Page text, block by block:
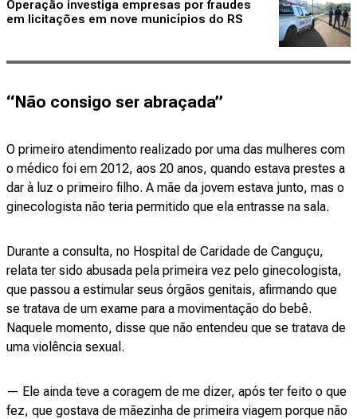
Operação investiga empresas por fraudes
em licitações em nove municípios do RS
“Não consigo ser abraçada”
O primeiro atendimento realizado por uma das mulheres com
o médico foi em 2012, aos 20 anos, quando estava prestes a
dar à luz o primeiro filho. A mãe da jovem estava junto, mas o
ginecologista não teria permitido que ela entrasse na sala.
Durante a consulta, no Hospital de Caridade de Canguçu,
relata ter sido abusada pela primeira vez pelo ginecologista,
que passou a estimular seus órgãos genitais, afirmando que
se tratava de um exame para a movimentação do bebê.
Naquele momento, disse que não entendeu que se tratava de
uma violência sexual.
— Ele ainda teve a coragem de me dizer, após ter feito o que
fez, que gostava de mãezinha de primeira viagem porque não